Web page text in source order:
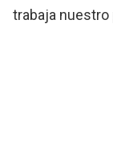
trabaja nuestro